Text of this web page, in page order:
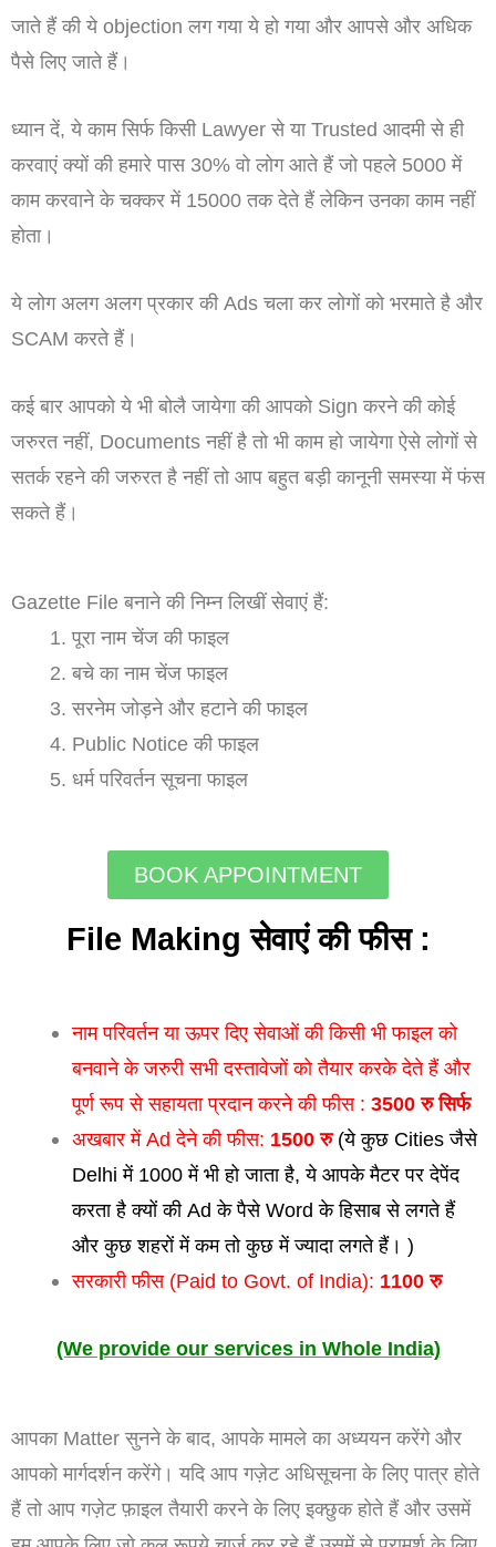
जाते हैं की ये objection लग गया ये हो गया और आपसे और अधिक
पैसे लिए जाते हैं।
ध्यान दें, ये काम सिर्फ किसी Lawyer से या Trusted आदमी से ही
करवाएं क्यों की हमारे पास 30% वो लोग आते हैं जो पहले 5000 में
काम करवाने के चक्कर में 15000 तक देते हैं लेकिन उनका काम नहीं
होता।
ये लोग अलग अलग प्रकार की Ads चला कर लोगों को भरमाते है और
SCAM करते हैं।
कई बार आपको ये भी बोलै जायेगा की आपको Sign करने की कोई
जरुरत नहीं, Documents नहीं है तो भी काम हो जायेगा ऐसे लोगों से
सतर्क रहने की जरुरत है नहीं तो आप बहुत बड़ी कानूनी समस्या में फंस
सकते हैं।
Gazette File बनाने की निम्न लिखीं सेवाएं हैं:
पूरा नाम चेंज की फाइल
बचे का नाम चेंज फाइल
सरनेम जोड़ने और हटाने की फाइल
Public Notice की फाइल
धर्म परिवर्तन सूचना फाइल
BOOK APPOINTMENT
File Making सेवाएं की फीस :
नाम परिवर्तन या ऊपर दिए सेवाओं की किसी भी फाइल को
बनवाने के जरुरी सभी दस्तावेजों को तैयार करके देते हैं और
पूर्ण रूप से सहायता प्रदान करने की फीस : 3500 रु सिर्फ
अखबार में Ad देने की फीस: 1500 रु(ये कुछ Cities जैसे
Delhi में 1000 में भी हो जाता है, ये आपके मैटर पर देपेंद
करता है क्यों की Ad के पैसे Word के हिसाब से लगते हैं
और कुछ शहरों में कम तो कुछ में ज्यादा लगते हैं। )
सरकारी फीस (Paid to Govt. of India): 1100 रु
(We provide our services in Whole India)
आपका Matter सुनने के बाद, आपके मामले का अध्ययन करेंगे और
आपको मार्गदर्शन करेंगे। यदि आप गज़ेट अधिसूचना के लिए पात्र होते
हैं तो आप गज़ेट फ़ाइल तैयारी करने के लिए इक्छुक होते हैं और उसमें